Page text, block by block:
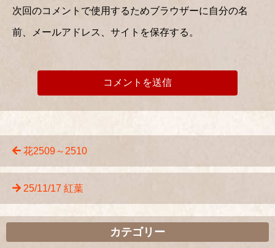
次回のコメントで使用するためブラウザーに自分の名
前、メールアドレス、サイトを保存する。
花2509～2510
25/11/17 紅葉
カテゴリー